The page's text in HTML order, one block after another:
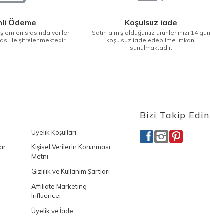
Ödeme
srasında veriler
ile şifrelenmektedir.
Koşulsuz iade
Satın almış olduğunuz ürünlerimizi 14 gün
koşulsuz iade edebilme imkanı
sunulmaktadır.
Üyelik Koşulları
Kişisel Verilerin Korunması
Metni
Gizlilik ve Kullanım Şartları
Affiliate Marketing -
Influencer
Üyelik ve İade
Bizi Takip Edin